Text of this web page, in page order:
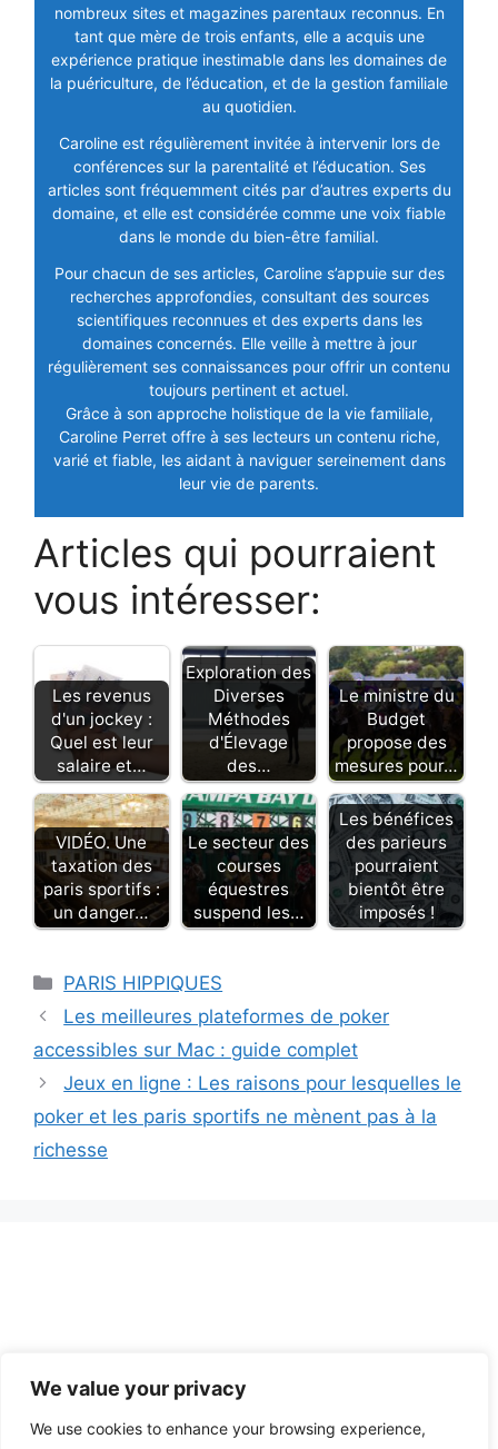
We value your privacy
We use cookies to enhance your browsing experience,
nombreux sites et magazines parentaux reconnus. En
tant que mère de trois enfants, elle a acquis une
expérience pratique inestimable dans les domaines de
la puériculture, de l’éducation, et de la gestion familiale
au quotidien.
Caroline est régulièrement invitée à intervenir lors de
conférences sur la parentalité et l’éducation. Ses
articles sont fréquemment cités par d’autres experts du
domaine, et elle est considérée comme une voix fiable
dans le monde du bien-être familial.
Pour chacun de ses articles, Caroline s’appuie sur des
recherches approfondies, consultant des sources
scientifiques reconnues et des experts dans les
domaines concernés. Elle veille à mettre à jour
régulièrement ses connaissances pour offrir un contenu
toujours pertinent et actuel.
Grâce à son approche holistique de la vie familiale,
Caroline Perret offre à ses lecteurs un contenu riche,
varié et fiable, les aidant à naviguer sereinement dans
leur vie de parents.
Articles qui pourraient
vous intéresser:
Les revenus
d'un jockey :
Quel est leur
salaire et…
Exploration des
Diverses
Méthodes
d'Élevage
des…
Le ministre du
Budget
propose des
mesures pour…
VIDÉO. Une
taxation des
paris sportifs :
un danger…
Le secteur des
courses
équestres
suspend les…
Les bénéfices
des parieurs
pourraient
bientôt être
imposés !
Catégories
PARIS HIPPIQUES
Les meilleures plateformes de poker
accessibles sur Mac : guide complet
Jeux en ligne : Les raisons pour lesquelles le
poker et les paris sportifs ne mènent pas à la
richesse
de confidentialité et CGU